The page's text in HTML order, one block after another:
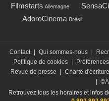
Filmstarts Allemagne
AdoroCinema Brésil
Contact Qui sommes-nous
Politique de cookies
Revue de presse
Charte d'écriture
Retrouvez tous les horaires et infos